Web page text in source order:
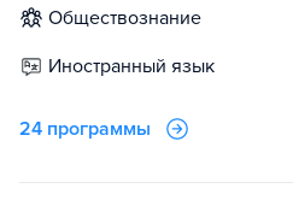
обществознание
иностранный язык
24 программы